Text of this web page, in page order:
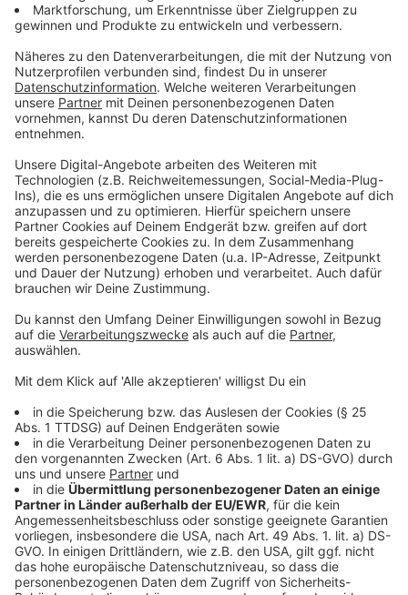
Lasse Rieß:
Anzeige
mich darauf, neue Menschen kennenzulernen, ein
neues System und eine neue Spielweise zu
erleben. Ich möchte ein Teil dieses Umbruchs
und dieser spannenden Aufgabe sein. Dafür
werde ich jeden Tag alles geben.“
Anzeige
Folge uns für mehr News & Updates:
Anzeige
Instagram| Facebook| WhatsApp-Kanal
Anzeige